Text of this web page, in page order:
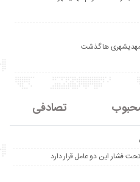
تصادفی
این دو عامل قرار دارد